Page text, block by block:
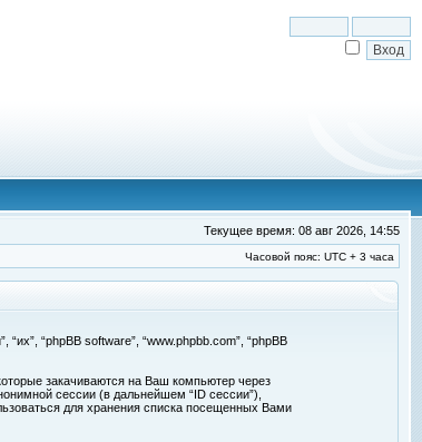
Текущее время: 08 авг 2026, 14:55
Часовой пояс: UTC + 3 часа
“phpBB software”, “www.phpbb.com”, “phpBB
закачиваются на Ваш компьютер через
сессии (в дальнейшем “ID сессии”),
для хранения списка посещенных Вами